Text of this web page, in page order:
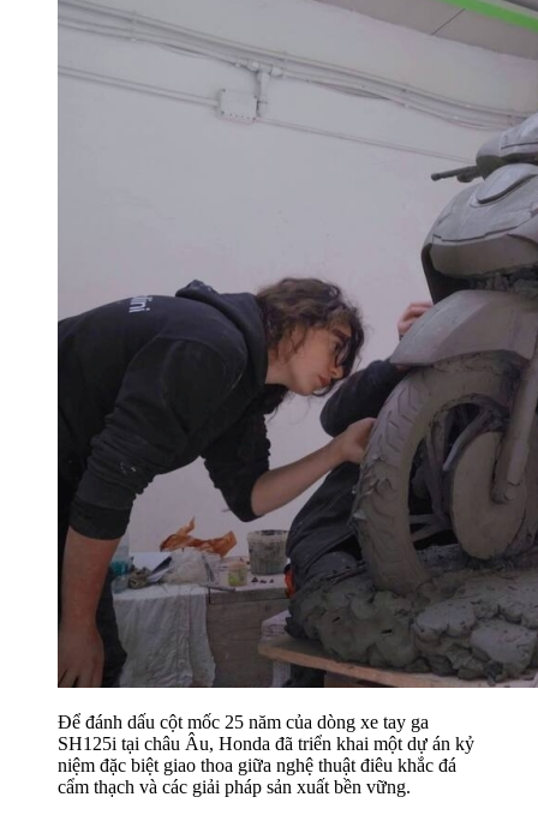
Để đánh dấu cột mốc 25 năm của dòng xe tay ga
SH125i tại châu Âu, Honda đã triển khai một dự án kỷ
niệm đặc biệt giao thoa giữa nghệ thuật điêu khắc đá
cẩm thạch và các giải pháp sản xuất bền vững.